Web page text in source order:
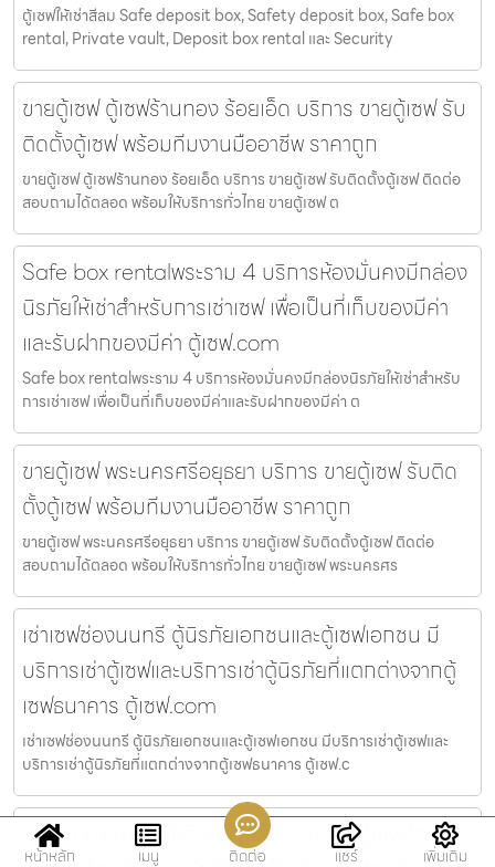
ตู้เซฟให้เช่าสีลม Safe deposit box, Safety deposit box, Safe box
rental, Private vault, Deposit box rental และ Security
ขายตู้เซฟ ตู้เซฟร้านทอง ร้อยเอ็ด บริการ ขายตู้เซฟ รับ
ติดตั้งตู้เซฟ พร้อมทีมงานมืออาชีพ ราคาถูก
ขายตู้เซฟ ตู้เซฟร้านทอง ร้อยเอ็ด บริการ ขายตู้เซฟ รับติดตั้งตู้เซฟ ติดต่อ
สอบถามได้ตลอด พร้อมให้บริการทั่วไทย ขายตู้เซฟ ต
Safe box rentalพระราม 4 บริการห้องมั่นคงมีกล่อง
นิรภัยให้เช่าสำหรับการเช่าเซฟ เพื่อเป็นที่เก็บของมีค่า
และรับฝากของมีค่า ตู้เซฟ.com
Safe box rentalพระราม 4 บริการห้องมั่นคงมีกล่องนิรภัยให้เช่าสำหรับ
การเช่าเซฟ เพื่อเป็นที่เก็บของมีค่าและรับฝากของมีค่า ต
ขายตู้เซฟ พระนครศรีอยุธยา บริการ ขายตู้เซฟ รับติด
ตั้งตู้เซฟ พร้อมทีมงานมืออาชีพ ราคาถูก
ขายตู้เซฟ พระนครศรีอยุธยา บริการ ขายตู้เซฟ รับติดตั้งตู้เซฟ ติดต่อ
สอบถามได้ตลอด พร้อมให้บริการทั่วไทย ขายตู้เซฟ พระนครศร
เช่าเซฟช่องนนทรี ตู้นิรภัยเอกชนและตู้เซฟเอกชน มี
บริการเช่าตู้เซฟและบริการเช่าตู้นิรภัยที่แตกต่างจากตู้
เซฟธนาคาร ตู้เซฟ.com
เช่าเซฟช่องนนทรี ตู้นิรภัยเอกชนและตู้เซฟเอกชน มีบริการเช่าตู้เซฟและ
บริการเช่าตู้นิรภัยที่แตกต่างจากตู้เซฟธนาคาร ตู้เซฟ.c
Safe box rentalBTS ศาลาแดง บริการตู้เซฟสำหรับ
หน้าหลัก เมนู ติดต่อ แชร์ เพิ่มเติม